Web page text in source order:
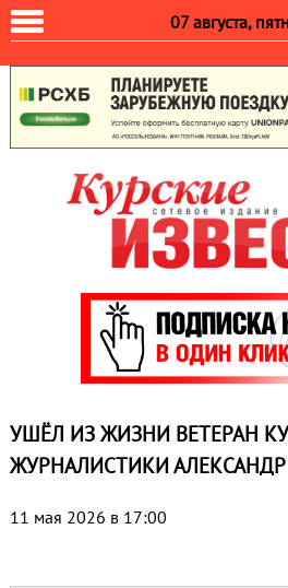
07 августа,
УШЁЛ ИЗ ЖИЗНИ ВЕТЕРАН
ЖУРНАЛИСТИКИ
11 мая 2026 в 17:00